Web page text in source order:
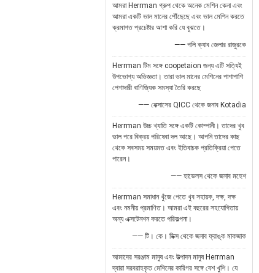
আমরা Herrman গ্রুপ থেকে অনেক মেশিন কেনা এবং
আমরা একটি ভাল মানের পৌঁছেছে এবং ভাল মেশিন করতে
ক্রমাগত প্রচেষ্টার আশা করি যে বুঝতে।
—— পলি ক্যাব জেলার রাজুরকে
Herrman টিম সঙ্গে coopetaion জন্য এটি সত্যিই
উপভোগ্য অভিজ্ঞতা। তারা ভাল মানের মেশিনের পাশাপাশি
পেশাদারী বাণিজ্যিক সমস্যা তৈরি করছে
—— নেক্সাসের QICC থেকে জনাব Kotadia
Herrman উচ্চ খ্যাতি সঙ্গে একটি কোম্পানী। তাদের খুব
ভাল পরে বিক্রয় পরিষেবা দল আছে। আপনি তাদের কাছ
থেকে সবসময় সময়মত এবং ইতিবাচক প্রতিক্রিয়া পেতে
পারেন।
—— হাভেলস থেকে জনাব মহেশ
Herrman সমাধান খুঁজে পেতে খুব সহায়ক, দক্ষ, দক্ষ
এবং নমনীয় প্রমাণিত। আমরা এই বছরের সহযোগিতায়
অন্য এক্সটেনশন করতে পরিকল্পনা।
—— টি। কে। ডিক্স থেকে জনাব ফ্রাঙ্ক মাকজাক
আমাদের সরঞ্জাম মানুষ এবং উত্পাদন মানুষ Herrman
দ্বারা সরবরাহকৃত মেশিনের কারিগর সঙ্গে বেশ খুশি। যে